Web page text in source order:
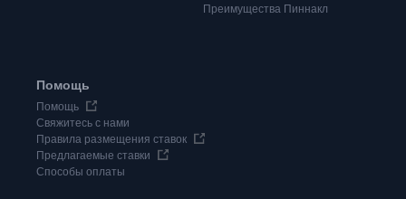
Преимущества Пиннакл
Помощь
Помощь
Свяжитесь с нами
Правила размещения ставок
Предлагаемые ставки
Способы оплаты